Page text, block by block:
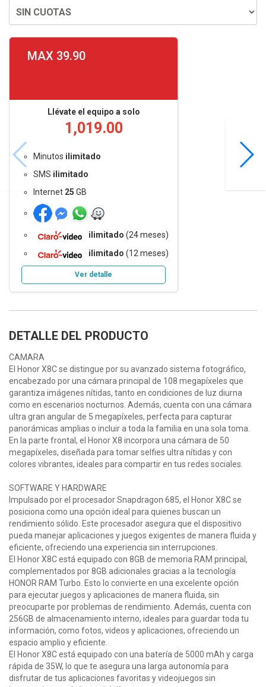
MAX 39.90
Llévate el equipo a solo
1,019.00
Minutos ilimitado
SMS ilimitado
Internet 25 GB
ilimitado (24 meses)
ilimitado (12 meses)
Ver detalle
DETALLE DEL PRODUCTO
CAMARA
El Honor X8C se distingue por su avanzado sistema fotográfico,
encabezado por una cámara principal de 108 megapíxeles que
garantiza imágenes nítidas, tanto en condiciones de luz diurna
como en escenarios nocturnos. Además, cuenta con una cámara
ultra gran angular de 5 megapíxeles, perfecta para capturar
panorámicas amplias o incluir a toda la familia en una sola toma.
En la parte frontal, el Honor X8 incorpora una cámara de 50
megapíxeles, diseñada para tomar selfies ultra nítidas y con
colores vibrantes, ideales para compartir en tus redes sociales.
SOFTWARE Y HARDWARE
Impulsado por el procesador Snapdragon 685, el Honor X8C se
posiciona como una opción ideal para quienes buscan un
rendimiento sólido. Este procesador asegura que el dispositivo
pueda manejar aplicaciones y juegos exigentes de manera fluida y
eficiente, ofreciendo una experiencia sin interrupciones.
El Honor X8C está equipado con 8GB de memoria RAM principal,
complementados por 8GB adicionales gracias a la tecnología
HONOR RAM Turbo. Esto lo convierte en una excelente opción
para ejecutar juegos y aplicaciones de manera fluida, sin
preocuparte por problemas de rendimiento. Además, cuenta con
256GB de almacenamiento interno, ideales para guardar toda tu
información, como fotos, videos y aplicaciones, ofreciendo un
espacio amplio y eficiente.
El Honor X8C está equipado con una batería de 5000 mAh y carga
rápida de 35W, lo que te asegura una larga autonomía para
disfrutar de tus aplicaciones favoritas y videojuegos sin